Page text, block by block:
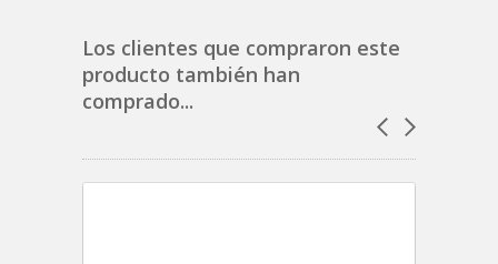
Los clientes que compraron este
producto también han
comprado...